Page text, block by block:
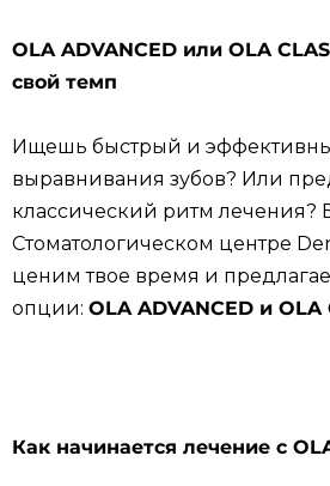
OLA ADVANCED или OLA
свой темп
Ищешь быстрый и
выравнивания зубов? Или
классический ритм лечения?
Стоматологическом центре
ценим твое время и
опции: OLA ADVANCED и OLA
Как начинается лечение с